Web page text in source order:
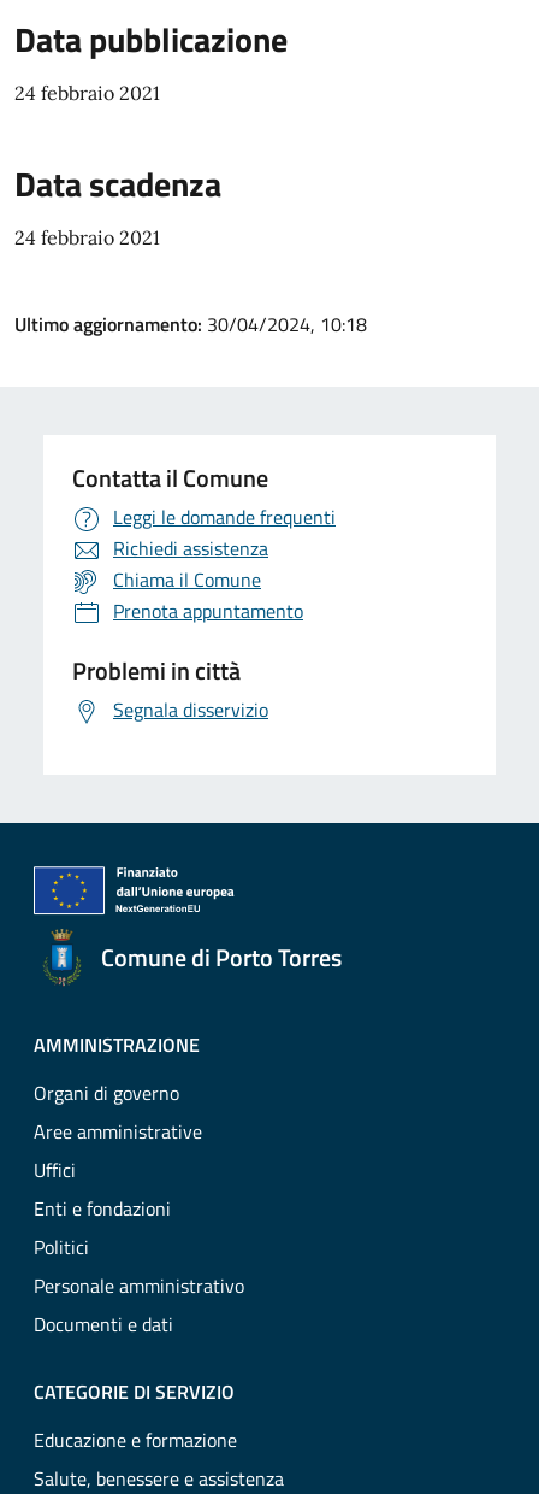
Data pubblicazione
24 febbraio 2021
Data scadenza
24 febbraio 2021
Ultimo aggiornamento: 30/04/2024, 10:18
Contatta il Comune
Leggi le domande frequenti
Richiedi assistenza
Chiama il Comune
Prenota appuntamento
Problemi in città
Segnala disservizio
Comune di Porto Torres
AMMINISTRAZIONE
Organi di governo
Aree amministrative
Uffici
Enti e fondazioni
Politici
Personale amministrativo
Documenti e dati
CATEGORIE DI SERVIZIO
Educazione e formazione
Salute, benessere e assistenza